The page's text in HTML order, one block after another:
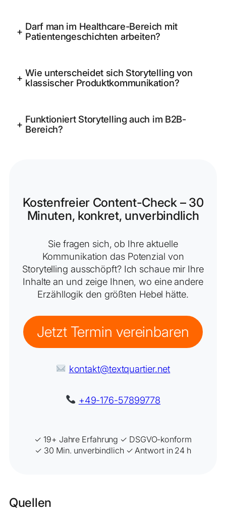
+ Darf man im Healthcare-Bereich mit
Patientengeschichten arbeiten?
+ Wie unterscheidet sich Storytelling von
klassischer Produktkommunikation?
+ Funktioniert Storytelling auch im B2B-
Bereich?
Kostenfreier Content-Check – 30
Minuten, konkret, unverbindlich
Sie fragen sich, ob Ihre aktuelle
Kommunikation das Potenzial von
Storytelling ausschöpft? Ich schaue mir Ihre
Inhalte an und zeige Ihnen, wo eine andere
Erzähllogik den größten Hebel hätte.
Jetzt Termin vereinbaren
kontakt@textquartier.net
+49-176-57899778
✓ 19+ Jahre Erfahrung ✓ DSGVO-konform
✓ 30 Min. unverbindlich ✓ Antwort in 24 h
Quellen